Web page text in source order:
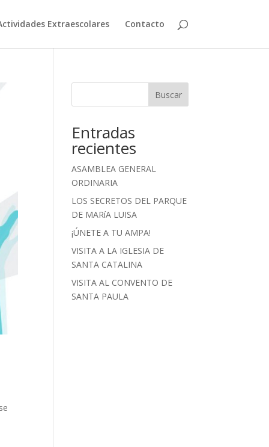
Extraescolares Contacto
Buscar
Entradas
recientes
ASAMBLEA GENERAL
ORDINARIA
LOS SECRETOS DEL PARQUE
DE MARíA LUISA
¡ÚNETE A TU AMPA!
VISITA A LA IGLESIA DE
SANTA CATALINA
VISITA AL CONVENTO DE
SANTA PAULA